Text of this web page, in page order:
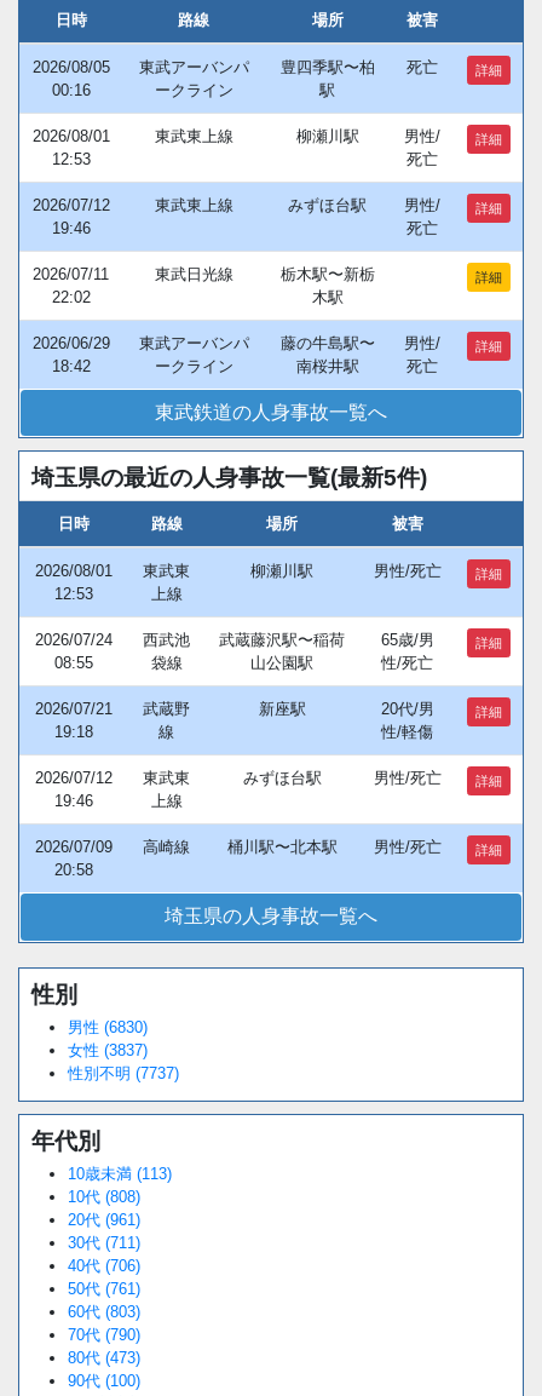
日時 路線 場所 被害
2026/08/05
00:16
東武アーバンパ
ークライン
豊四季駅〜柏
駅
死亡 詳細
2026/08/01
12:53
東武東上線 柳瀬川駅
男性/
死亡
詳細
2026/07/12
19:46
東武東上線 みずほ台駅
男性/
死亡
詳細
2026/07/11
22:02
東武日光線
栃木駅〜新栃
木駅
詳細
2026/06/29
18:42
東武アーバンパ
ークライン
藤の牛島駅〜
南桜井駅
男性/
死亡
詳細
東武鉄道の人身事故一覧へ
埼玉県の最近の人身事故一覧(最新5件)
日時 路線 場所 被害
2026/08/01
12:53
東武東
上線
柳瀬川駅 男性/死亡 詳細
2026/07/24
08:55
西武池
袋線
武蔵藤沢駅〜稲荷
山公園駅
65歳/男
性/死亡
詳細
2026/07/21
19:18
武蔵野
線
新座駅
20代/男
性/軽傷
詳細
2026/07/12
19:46
東武東
上線
みずほ台駅 男性/死亡 詳細
2026/07/09
20:58
高崎線 桶川駅〜北本駅 男性/死亡 詳細
埼玉県の人身事故一覧へ
性別
男性 (6830)
女性 (3837)
性別不明 (7737)
年代別
10歳未満 (113)
10代 (808)
20代 (961)
30代 (711)
40代 (706)
50代 (761)
60代 (803)
70代 (790)
80代 (473)
90代 (100)